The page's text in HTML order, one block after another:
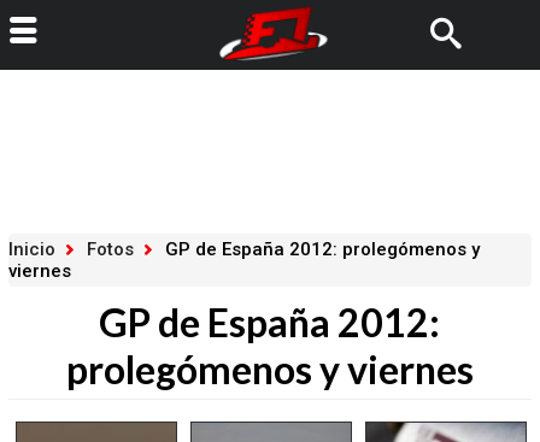
Inicio Fotos
GP de España 2012: prolegómenos y
viernes
GP de España 2012:
prolegómenos y viernes